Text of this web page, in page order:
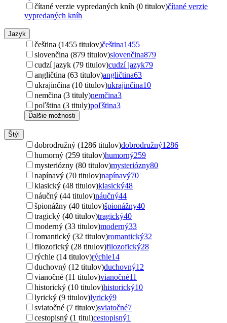
čítané verzie vypredaných kníh (0 titulov)čítané verzie
vypredaných kníh
Jazyk
čeština (1455 titulov)čeština1455
slovenčina (879 titulov)slovenčina879
cudzí jazyk (79 titulov)cudzí jazyk79
angličtina (63 titulov)angličtina63
ukrajinčina (10 titulov)ukrajinčina10
nemčina (3 tituly)nemčina3
poľština (3 tituly)poľština3
Ďalšie možnosti
Štýl
dobrodružný (1286 titulov)dobrodružný1286
humorný (259 titulov)humorný259
mysteriózny (80 titulov)mysteriózny80
napínavý (70 titulov)napínavý70
klasický (48 titulov)klasický48
náučný (44 titulov)náučný44
špionážny (40 titulov)špionážny40
tragický (40 titulov)tragický40
moderný (33 titulov)moderný33
romantický (32 titulov)romantický32
filozofický (28 titulov)filozofický28
rýchle (14 titulov)rýchle14
duchovný (12 titulov)duchovný12
vianočné (11 titulov)vianočné11
historický (10 titulov)historický10
lyrický (9 titulov)lyrický9
sviatočné (7 titulov)sviatočné7
cestopisný (1 titul)cestopisný1